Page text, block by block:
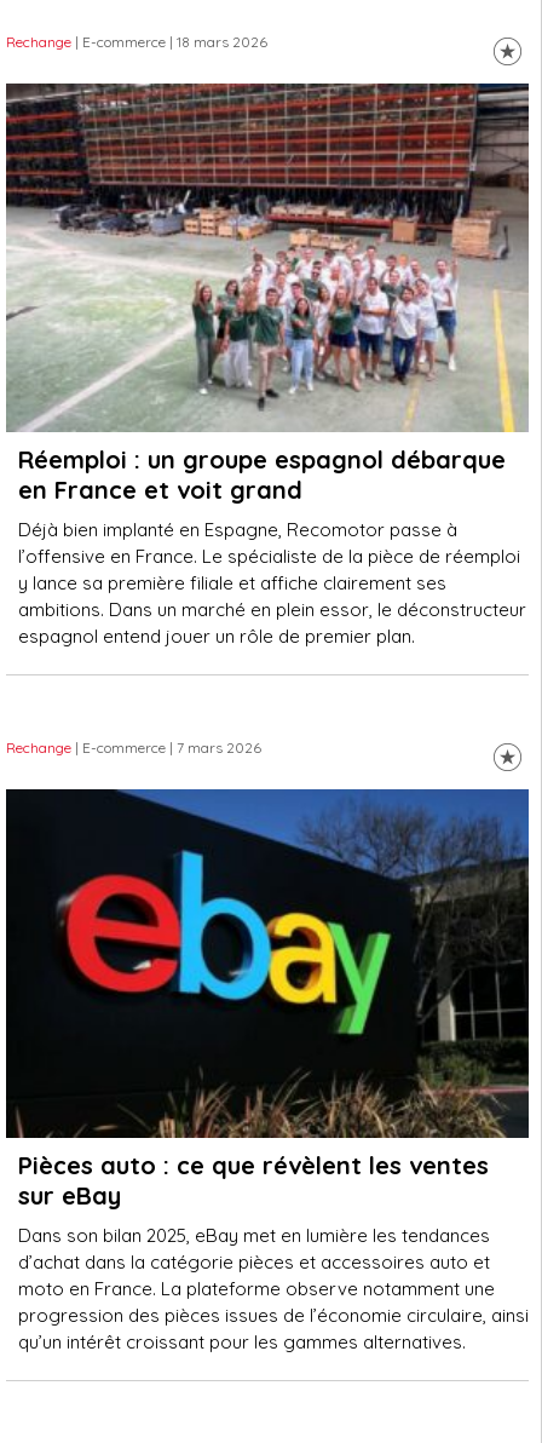
Rechange | E-commerce | 18 mars 2026
Réemploi : un groupe espagnol débarque
en France et voit grand
Déjà bien implanté en Espagne, Recomotor passe à
l’offensive en France. Le spécialiste de la pièce de réemploi
y lance sa première filiale et affiche clairement ses
ambitions. Dans un marché en plein essor, le déconstructeur
espagnol entend jouer un rôle de premier plan.
Rechange | E-commerce | 7 mars 2026
Pièces auto : ce que révèlent les ventes
sur eBay
Dans son bilan 2025, eBay met en lumière les tendances
d’achat dans la catégorie pièces et accessoires auto et
moto en France. La plateforme observe notamment une
progression des pièces issues de l’économie circulaire, ainsi
qu’un intérêt croissant pour les gammes alternatives.